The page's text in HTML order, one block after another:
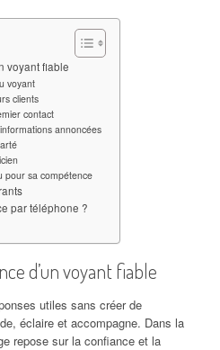
voyant fiable
voyant
clients
contact
annoncées
pour sa compétence
par téléphone ?
d’un voyant fiable
utiles sans créer de
éclaire et accompagne. Dans la
repose sur la confiance et la